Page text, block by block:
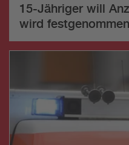
15-Jähriger will
wird festgenommen